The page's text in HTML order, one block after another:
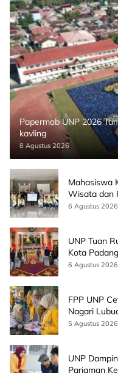
Papermob UNP 2026
kavling
8 Agustus 2026
Mahasiswa
Wisata dan
Paninggahan
6 Agustus 2026
UNP Tuan
Kota
CEO EMGS
6 Agustus 2026
FPP UNP
Nagari
5 Agustus 2026
UNP
Pariaman